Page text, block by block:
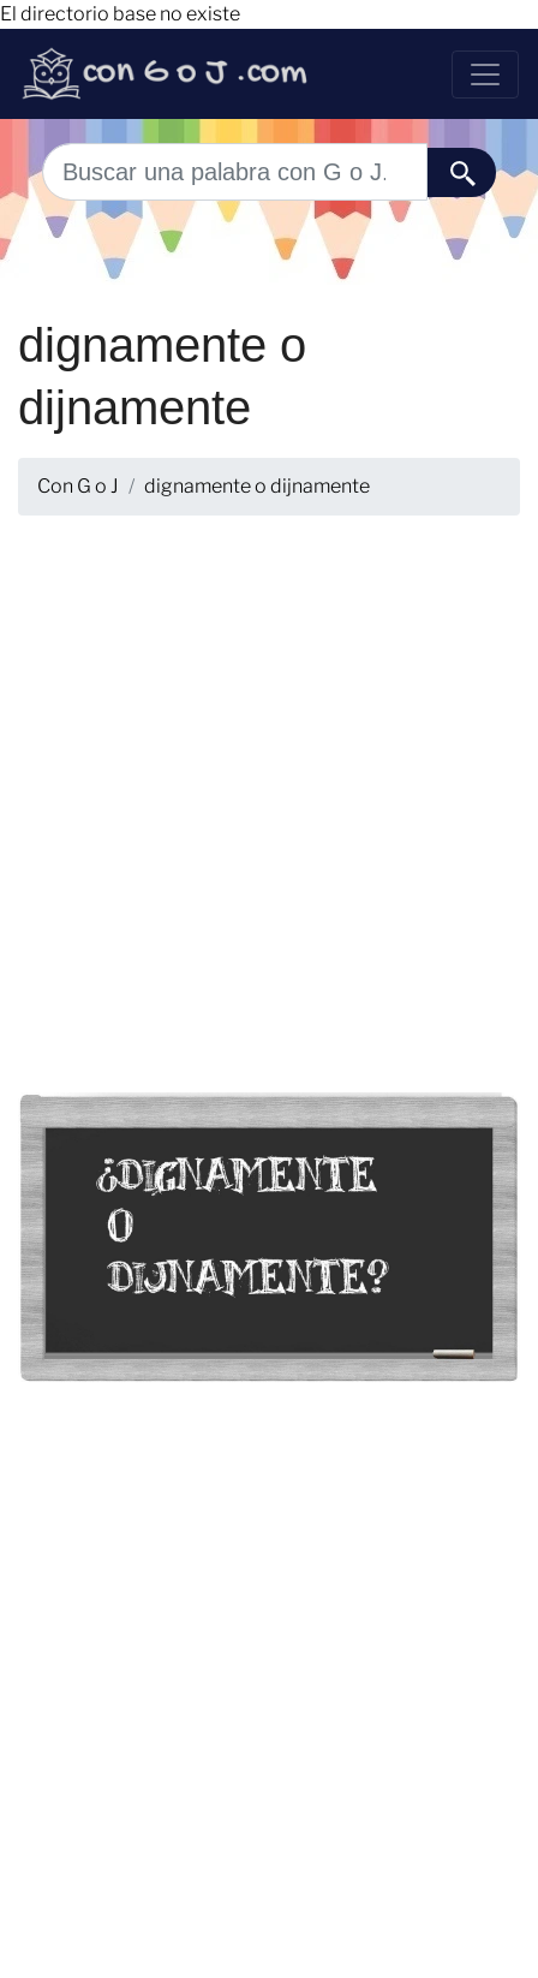
El directorio base no existe
dignamente o
dijnamente
Con G o J dignamente o dijnamente